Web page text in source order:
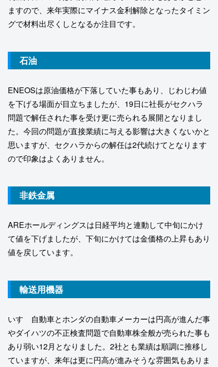
ますので、来年実際にマイナス金利解除となったタイミン
グで材料出尽くしとなるか注目です。
石油
ENEOSは原油価格が下落していた事もあり、じわじわ値
を下げる場面が目立ちましたが、19日に社長がセクハラ
問題で解任された事を受け更に売られる展開となりまし
た。今回の問題が直接業績に与える影響は大きくないかと
思いますが、セクハラからの解任は2代続けてとなります
ので印象はよくありません。
非鉄金属
AREホールディングスは日経平均と連動して中旬にかけ
て値を下げましたが、下旬にかけては金価格の上昇もあり
値を戻しています。
輸送用機器
いすゞ自動車とホンダの自動車メーカーは円高が進んだ事
やダイハツの不正検査問題で自動車株全般が売られた事も
あり弱い12月となりました。2社とも業績は順調に推移し
ていますが、来年は更に円高が進みそうな雰囲気もありま